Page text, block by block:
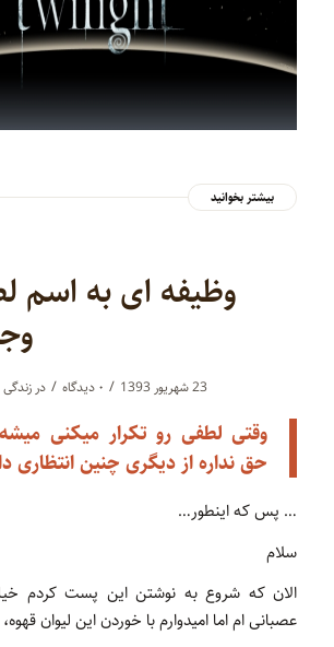
بیشتر بخوانید
وظیفه ای به اسم
23 شهریور 1393 / ۰ دیدگاه‌ / درزندگی
وقتی لطفی رو تکرار میکنی
حق نداره از دیگری چنین انتظاری
… پس که اینطور…
سلام
الان که شروع به نوشتن این پست کردم
عصبانی ام اما امیدوارم با خوردن این لیوان